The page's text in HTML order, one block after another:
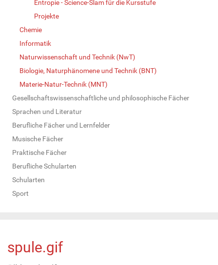
Entropie - Science-Slam für die Kursstufe
Projekte
Chemie
Informatik
Naturwissenschaft und Technik (NwT)
Biologie, Naturphänomene und Technik (BNT)
Materie-Natur-Technik (MNT)
Gesellschaftswissenschaftliche und philosophische Fächer
Sprachen und Literatur
Berufliche Fächer und Lernfelder
Musische Fächer
Praktische Fächer
Berufliche Schularten
Schularten
Sport
spule.gif